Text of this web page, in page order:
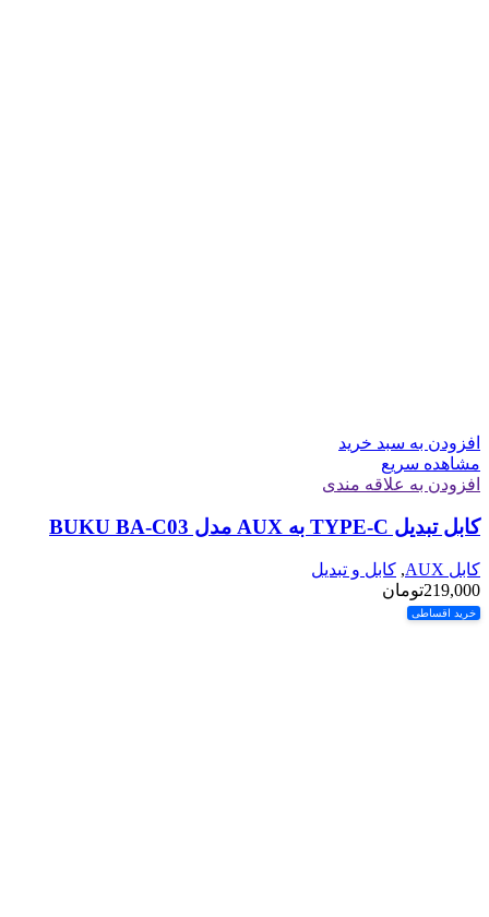
افزودن به سبد خرید
مشاهده سریع
افزودن به علاقه مندی
کابل تبدیل TYPE-C به AUX مدل BUKU BA-C03
کابل AUX , کابل و تبدیل
219,000تومان
خرید اقساطی